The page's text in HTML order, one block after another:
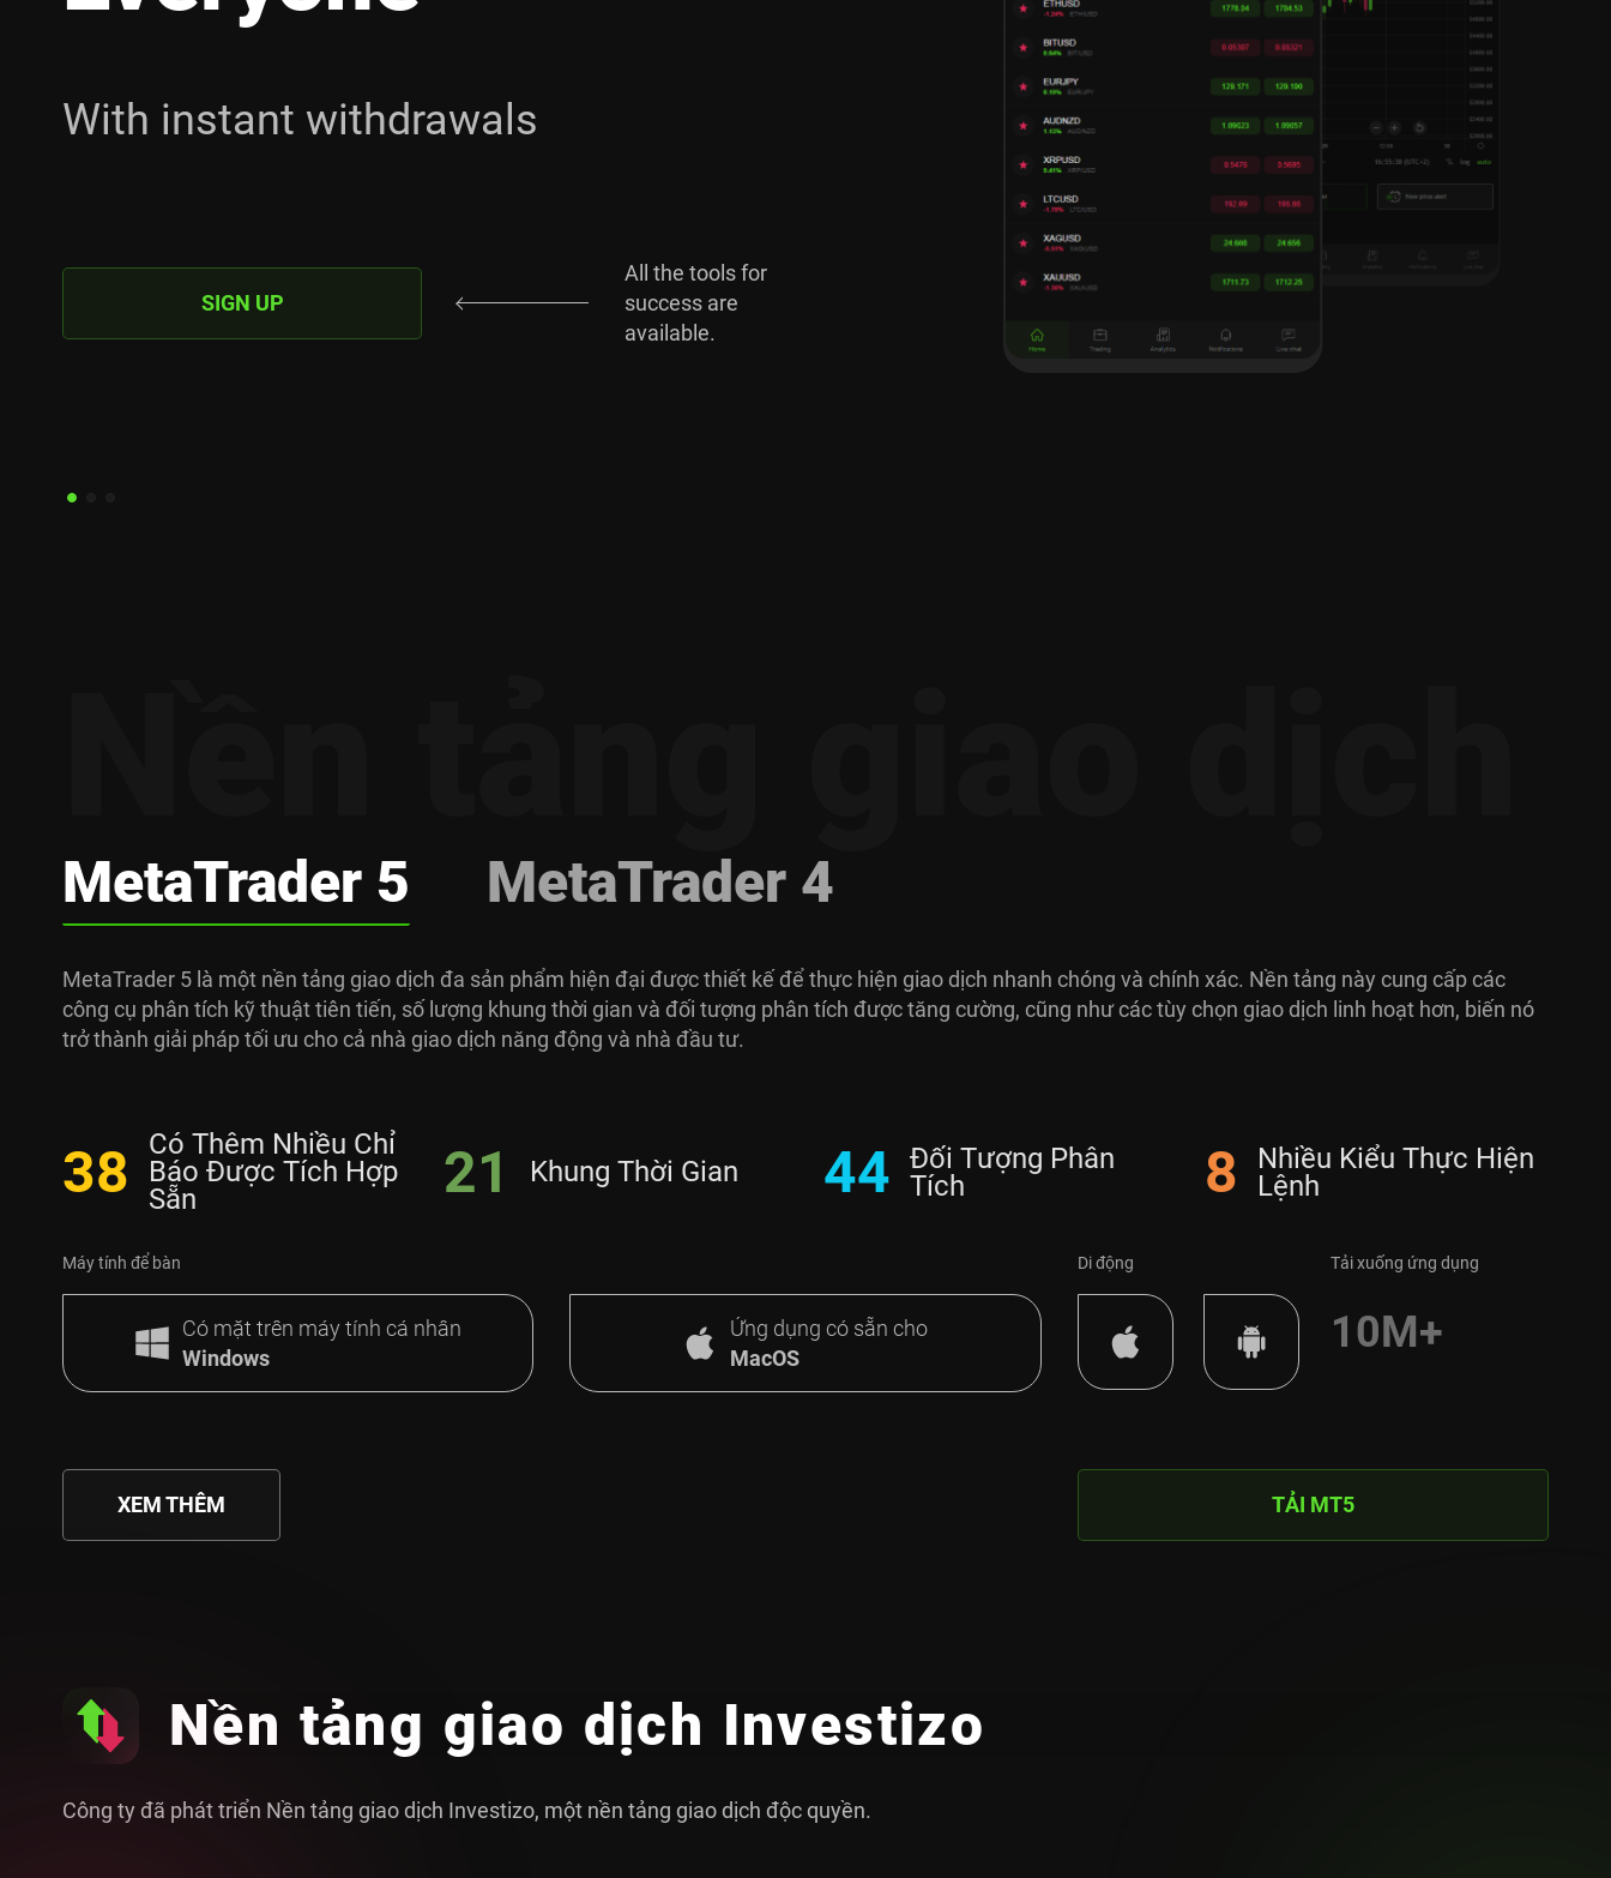
instant withdrawals
All the tools for
success are
MetaTrader 5 MetaTrader 4
MetaTrader 5 là một nền tảng giao dịch đa sản phẩm hiện đại được thiết kế để thực hiện giao dịch nhanh chóng và chính xác. Nền tảng này cung cấp các
công cụ phân tích kỹ thuật tiên tiến, số lượng khung thời gian và đối tượng phân tích được tăng cường, cũng như các tùy chọn giao dịch linh hoạt hơn, biến nó
trở thành giải pháp tối ưu cho cả nhà giao dịch năng động và nhà đầu tư.
38
Có Thêm Nhiều Chỉ
Báo Được Tích Hợp
Sẵn
21 Khung Thời Gian 44
Đối Tượng Phân
Tích
8
Nhiều Kiểu Thực Hiện
Lệnh
Máy tính để bàn
Có mặt trên máy tính cá nhân
Windows
Ứng dụng có sẵn cho
MacOS
Di động Tải xuống ứng dụng
10M+
XEM THÊM TẢI MT5
Nền tảng giao dịch Investizo
Công ty đã phát triển Nền tảng giao dịch Investizo, một nền tảng giao dịch độc quyền.